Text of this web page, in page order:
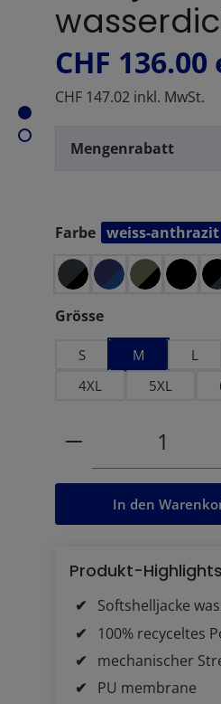
CHF 136.00
CHF 147.02 inkl. MwSt.
Mengenrabatt
Farbe
auswählenweiss-anthrazit
Grösseauswählen
S M L
4XL
5XL
Produkt
In den
Produkt-Highlights
Softshelljacke
100% recyceltes
mechanischer
PU membrane